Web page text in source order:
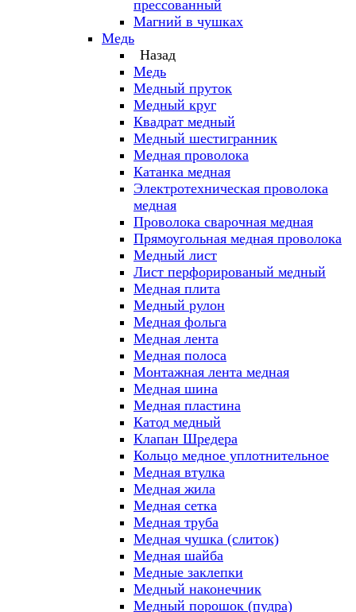
прессованный
Магний в чушках
Медь
Назад
Медь
Медный пруток
Медный круг
Квадрат медный
Медный шестигранник
Медная проволока
Катанка медная
Электротехническая проволока
медная
Проволока сварочная медная
Прямоугольная медная проволока
Медный лист
Лист перфорированый медный
Медная плита
Медный рулон
Медная фольга
Медная лента
Медная полоса
Монтажная лента медная
Медная шина
Медная пластина
Катод медный
Клапан Шредера
Кольцо медное уплотнительное
Медная втулка
Медная жила
Медная сетка
Медная труба
Медная чушка (слиток)
Медная шайба
Медные заклепки
Медный наконечник
Медный порошок (пудра)